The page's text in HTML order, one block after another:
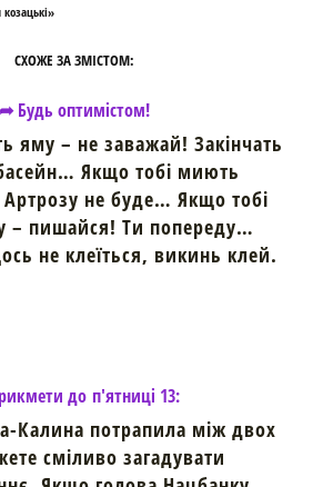
»
СХОЖЕ ЗА ЗМІСТОМ:
➦ Будь оптимістом!
яму – не заважай! Закінчать
Якщо тобі миють
Артрозу не буде… Якщо тобі
– пишайся! Ти попереду…
не клеїться, викинь клей.
до п'ятниці 13:
Калина потрапила між двох
сміливо загадувати